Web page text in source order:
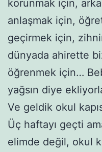
korunmak için,
anlaşmak için,
geçirmek için,
dünyada ahirette
öğrenmek için…
yağsın diye
Ve geldik okul
Üç haftayı geçti
elimde değil, okul